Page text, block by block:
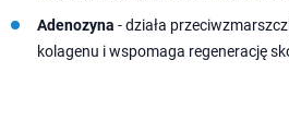
Adenozyna - działa
kolagenu i wspomaga regenerację